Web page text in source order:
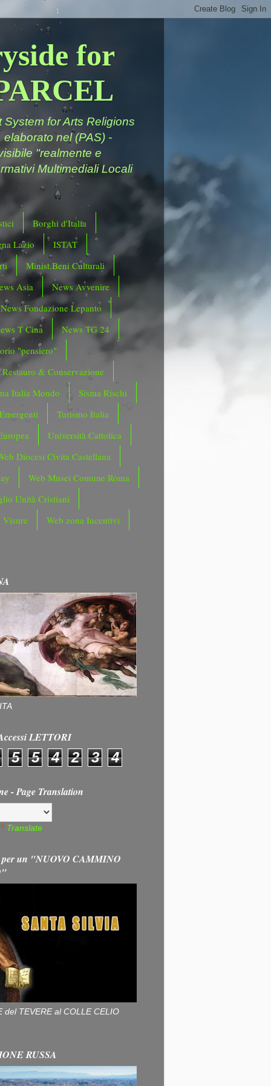
for
for Arts Religions
nel (PAS) -
"realmente e
Multimediali Locali
Borghi d'Italia
Lazio
ISTAT
Minist.Beni Culturali
Asia
News Avvenire
News Fondazione Lepanto
T Cina
News TG 24
"pensiero"
Restauro & Conservazione
Italia Mondo
Sisma Rischi
Turismo Italia
Università Cattolica
Diocesi Civita Castellana
Web Musei Comune Roma
Unità Cristiani
Visure
Web zona Incentivi
LETTORI
5 5 4 2 3 4
- Page Translation
Translate
per un "NUOVO CAMMINO
del TEVERE al COLLE CELIO
RUSSA